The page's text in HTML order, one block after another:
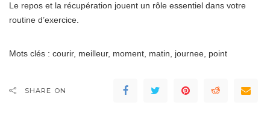
Le repos et la récupération jouent un rôle essentiel dans votre
routine d’exercice.
Mots clés : courir, meilleur, moment, matin, journee, point
SHARE ON